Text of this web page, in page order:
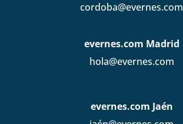
cordoba@evernes.com
evernes.com Madrid
hola@evernes.com
evernes.com Jaén